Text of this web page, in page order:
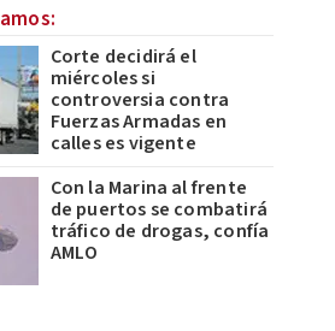
Corte decidirá el
miércoles si
controversia contra
Fuerzas Armadas en
calles es vigente
Con la Marina al frente
de puertos se combatirá
tráfico de drogas, confía
AMLO